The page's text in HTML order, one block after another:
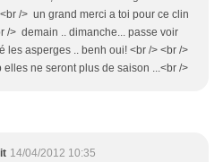
/> un grand merci a toi pour ce clin
/> demain .. dimanche... passe voir
les asperges .. benh oui! <br /> <br />
elles ne seront plus de saison ...<br />
14/04/2012 10:35